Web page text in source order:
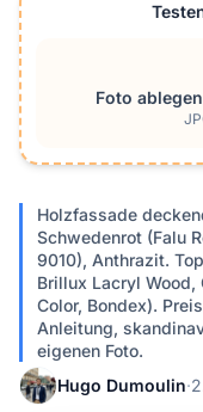
Foto
Holzfassade
Schwedenrot (Falu
9010), Anthrazit.
Brillux Lacryl Wood,
Color, Bondex).
Anleitung,
eigenen Foto.
Hugo Dumoulin·